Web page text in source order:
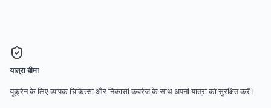
यात्रा बीमा
यूक्रेन के लिए व्यापक चिकित्सा और निकासी कवरेज के साथ अपनी यात्रा को सुरक्षित करें।